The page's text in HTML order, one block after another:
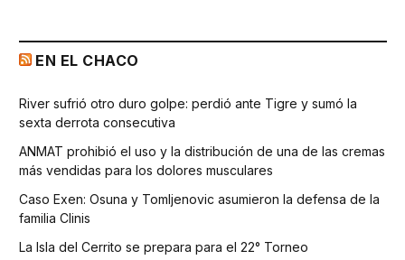
EN EL CHACO
River sufrió otro duro golpe: perdió ante Tigre y sumó la
sexta derrota consecutiva
ANMAT prohibió el uso y la distribución de una de las cremas
más vendidas para los dolores musculares
Caso Exen: Osuna y Tomljenovic asumieron la defensa de la
familia Clinis
La Isla del Cerrito se prepara para el 22° Torneo